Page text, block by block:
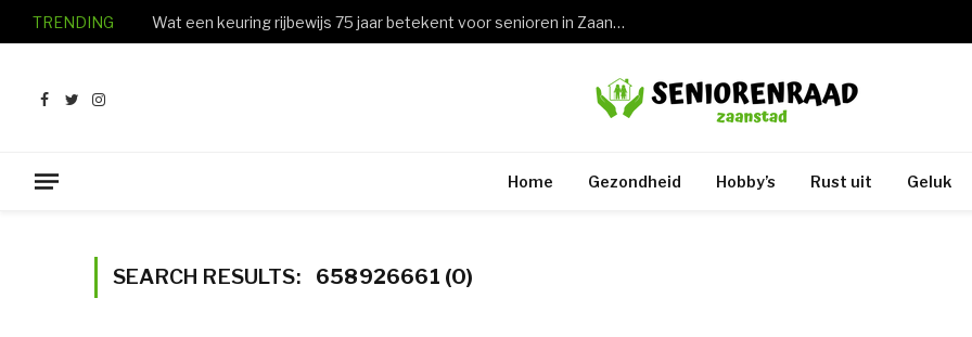
TRENDING Wat een keuring rijbewijs 75 jaar betekent voor senioren in Zaandam en de rest van Zaanstad
Facebook
TwitterInstagram
Home Gezondheid Hobby’s Rust uit Geluk
SEARCH RESULTS: 658926661 (0)